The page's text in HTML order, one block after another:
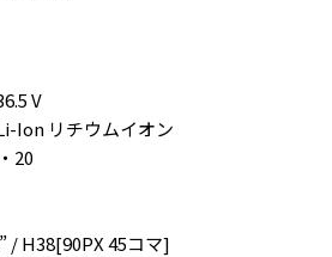
V
Ion リチウムイオン
20
/ H38[90PX 45コマ]